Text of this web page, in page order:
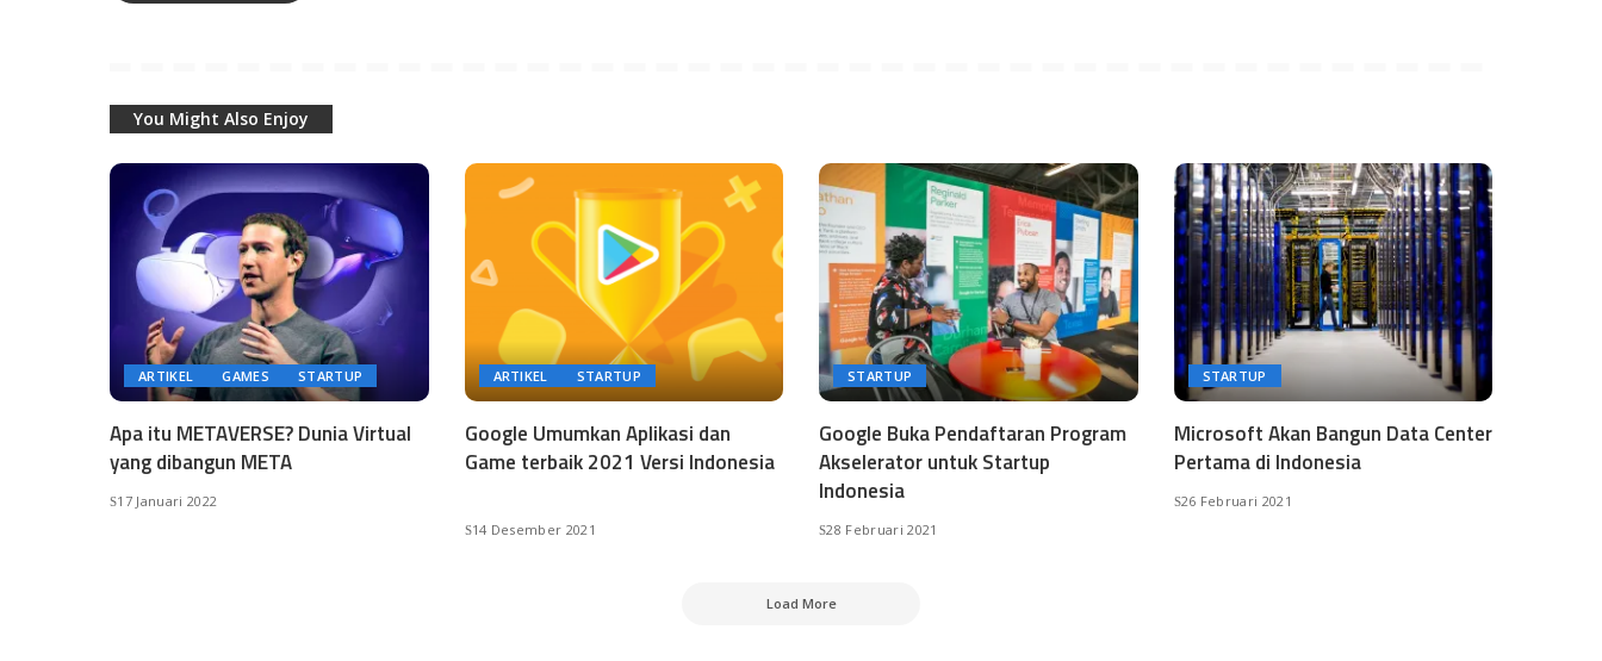
You Might Also Enjoy
ARTIKEL GAMES STARTUP
Apa itu METAVERSE? Dunia Virtual
yang dibangun META
17 Januari 2022
ARTIKEL STARTUP
Google Umumkan Aplikasi dan
Game terbaik 2021 Versi Indonesia
14 Desember 2021
STARTUP
Google Buka Pendaftaran Program
Akselerator untuk Startup
Indonesia
28 Februari 2021
STARTUP
Microsoft Akan Bangun Data Center
Pertama di Indonesia
26 Februari 2021
Load More